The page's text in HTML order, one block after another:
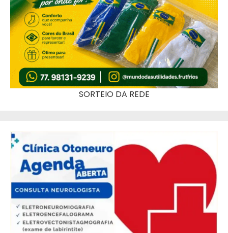
SORTEIO DA REDE